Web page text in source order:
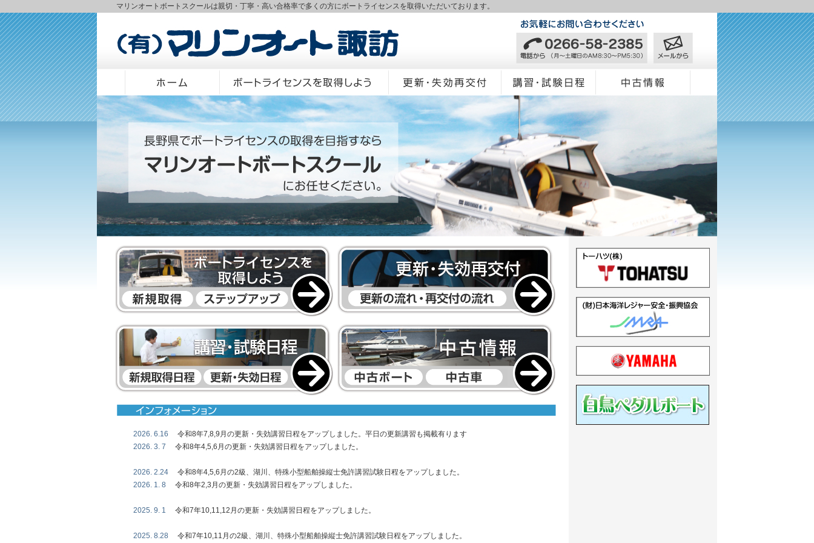
マリンオートボートスクールは親切・丁寧・高い合格率で多くの方にボートライセンスを取得いただいております。
有限会社マリンオート諏訪
ホーム ボートライセンスを取得しよう 更新・失効再交付 講習・試験日程
2026. 6.16
令和8年7,8,9月の更新・失効講習日程をアップしました。平日の更新講習も掲載有ります
2026. 3. 7
令和8年4,5,6月の更新・失効講習日程をアップしました。
2026. 2.24
令和8年4,5,6月の2級、湖川、特殊小型船舶操縦士免許講習試験日程をアップしました。
2026. 1. 8
令和8年2,3月の更新・失効講習日程をアップしました。
2025. 9. 1 令和7年10,11,12月の更新・失効講習日程をアップしました。
2025. 8.28 令和7年10,11月の2級、湖川、特殊小型船舶操縦士免許講習試験日程をアップしました。